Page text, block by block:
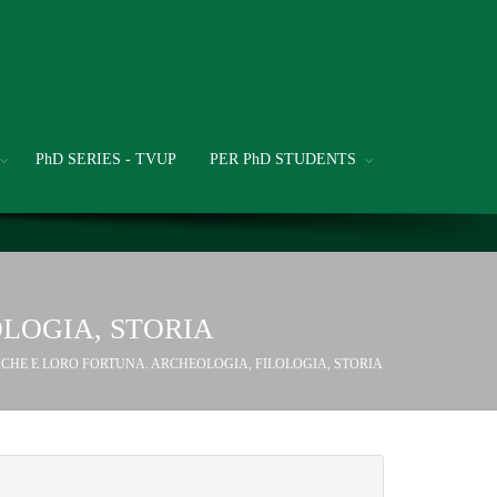
PhD SERIES - TVUP PER PhD STUDENTS
STORIA
E LORO FORTUNA. ARCHEOLOGIA, FILOLOGIA, STORIA